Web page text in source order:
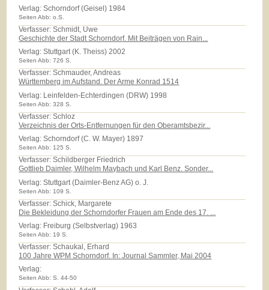
Verlag:Schorndorf (Geisel) 1984
Seiten Abb: o.S.
Verfasser: Schmidt, Uwe
Geschichte der Stadt Schorndorf. Mit Beiträgen von Rain...
Verlag:Stuttgart (K. Theiss) 2002
Seiten Abb: 726 S.
Verfasser: Schmauder, Andreas
Württemberg im Aufstand. Der Arme Konrad 1514
Verlag: Leinfelden-Echterdingen (DRW) 1998
Seiten Abb: 328 S.
Verfasser: Schloz
Verzeichnis der Orts-Entfernungen für den Oberamtsbezir...
Verlag:Schorndorf (C. W. Mayer) 1897
Seiten Abb: 125 S.
Verfasser: Schildberger Friedrich
Gottlieb Daimler, Wilhelm Maybach und Karl Benz. Sonder...
Verlag:Stuttgart (Daimler-Benz AG) o. J.
Seiten Abb: 109 S.
Verfasser: Schick, Margarete
Die Bekleidung der Schorndorfer Frauen am Ende des 17. ...
Verlag: Freiburg (Selbstverlag) 1963
Seiten Abb: 19 S.
Verfasser: Schaukal, Erhard
100 Jahre WPM Schorndorf. In: Journal Sammler, Mai 2004
Verlag:
Seiten Abb: S. 44-50